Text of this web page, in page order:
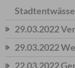
29.03.2022
29.03.2022
22.03.2022